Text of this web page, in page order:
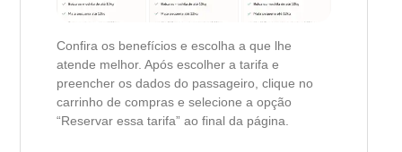
Confira os benefícios e escolha a que lhe
atende melhor. Após escolher a tarifa e
preencher os dados do passageiro, clique no
carrinho de compras e selecione a opção
“Reservar essa tarifa” ao final da página.